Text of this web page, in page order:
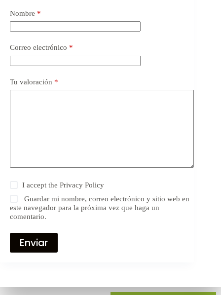
Nombre *
Correo electrónico *
Tu valoración *
I accept thePrivacy Policy
Guardar mi nombre, correo electrónico y sitio web en
este navegador para la próxima vez que haga un
comentario.
Enviar